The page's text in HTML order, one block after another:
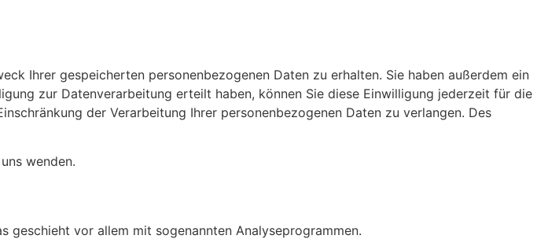
Ihrer gespeicherten personenbezogenen Daten zu erhalten. Sie haben außerdem ein
zur Datenverarbeitung erteilt haben, können Sie diese Einwilligung jederzeit für die
der Verarbeitung Ihrer personenbezogenen Daten zu verlangen. Des
wenden.
geschieht vor allem mit sogenannten Analyseprogrammen.